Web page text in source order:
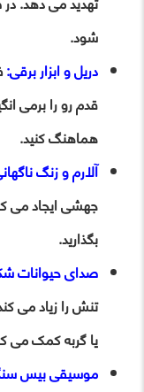
شود.
دریل و ابزار برقی:
قدم رو را برمی
هماهنگ کنید.
آلارم و زنگ
جهشی ایجاد می
بگذارید.
صدای حیوانات
تنش را زیاد می
یا گربه کمک می
موسیقی بیس